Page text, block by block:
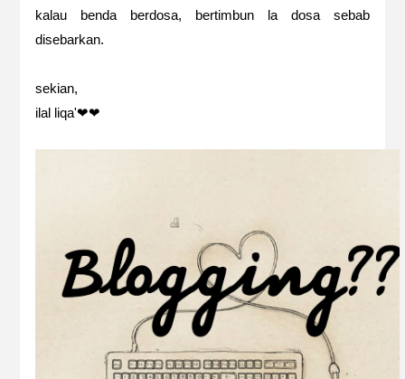
kalau benda berdosa, bertimbun la dosa sebab
disebarkan.
sekian,
ilal liqa'❤❤